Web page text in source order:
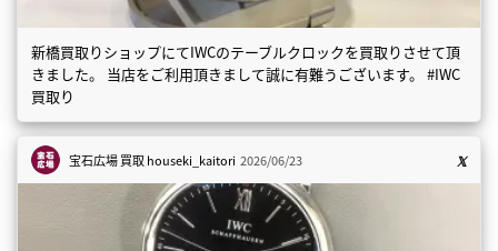
新橋買取りショップにてIWCのテーブルクロックを買取りさせて頂
きました。 当店をご利用頂きまして誠に有難うございます。 #IWC
買取り
宝石広場 買取houseki_kaitori 2026/06/23